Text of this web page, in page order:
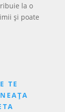
la o
și poate
TE